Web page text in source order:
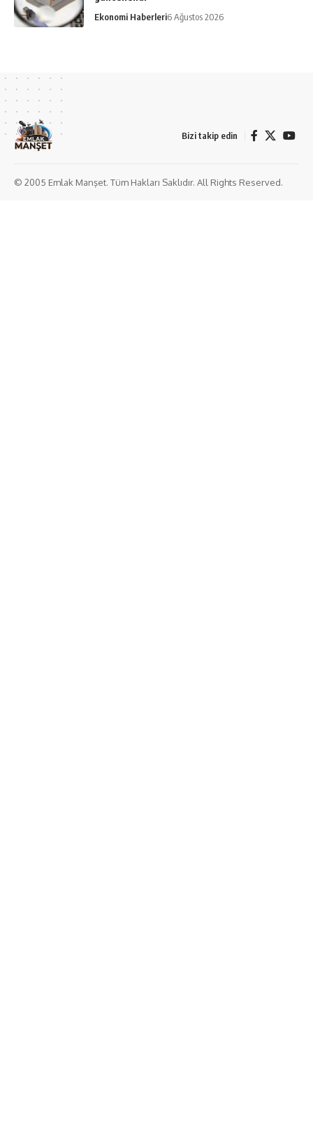
Ekonomi Haberleri6 Ağustos 2026
Bizi takip edin
© 2005 Emlak Manşet. Tüm Hakları Saklıdır. All Rights Reserved.